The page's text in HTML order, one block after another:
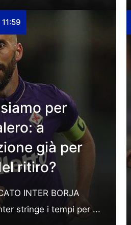
per
a
già per
ritiro?
INTER BORJA
stringe i tempi per ...